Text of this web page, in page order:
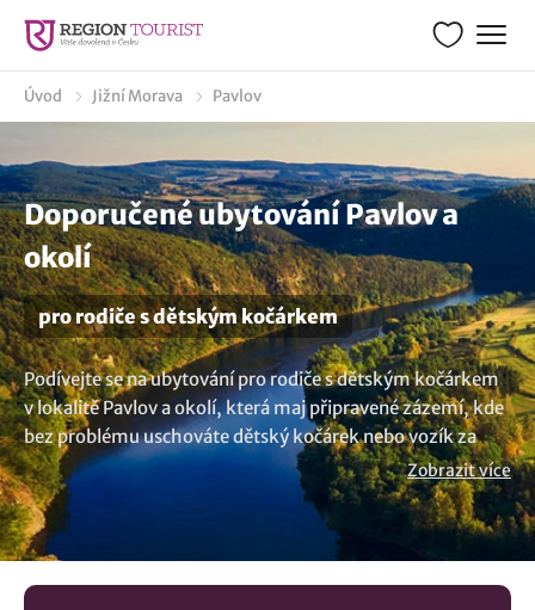
Úvod Jižní Morava Pavlov
Doporučené ubytování Pavlov a
okolí
pro rodiče s dětským kočárkem
Podívejte se na ubytování pro rodiče s dětským kočárkem
v lokalitě Pavlov a okolí, která maj připravené zázemí, kde
bez problému uschováte dětský kočárek nebo vozík za
kolo. Vychutnejte si pohodlí a bezpečí ubytovacích
prostor, které mají pro své hosty i úschovnu na kola a
dětské kočárky. Nenašli jste to co hledáte? Prozkoumejte
další tipy na
ubytování v lokalitě Pavlov
Zobrazit více